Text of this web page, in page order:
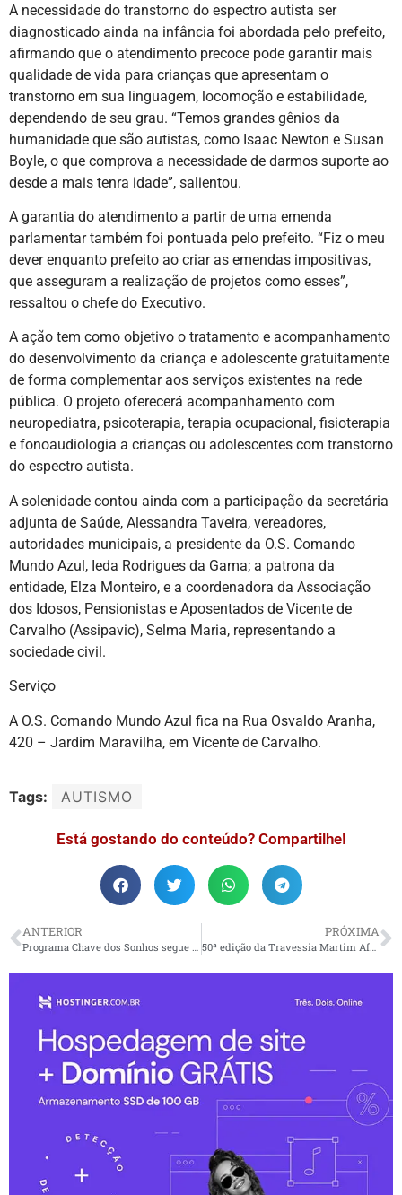
A necessidade do transtorno do espectro autista ser
diagnosticado ainda na infância foi abordada pelo prefeito,
afirmando que o atendimento precoce pode garantir mais
qualidade de vida para crianças que apresentam o
transtorno em sua linguagem, locomoção e estabilidade,
dependendo de seu grau. “Temos grandes gênios da
humanidade que são autistas, como Isaac Newton e Susan
Boyle, o que comprova a necessidade de darmos suporte ao
desde a mais tenra idade”, salientou.
A garantia do atendimento a partir de uma emenda
parlamentar também foi pontuada pelo prefeito. “Fiz o meu
dever enquanto prefeito ao criar as emendas impositivas,
que asseguram a realização de projetos como esses”,
ressaltou o chefe do Executivo.
A ação tem como objetivo o tratamento e acompanhamento
do desenvolvimento da criança e adolescente gratuitamente
de forma complementar aos serviços existentes na rede
pública. O projeto oferecerá acompanhamento com
neuropediatra, psicoterapia, terapia ocupacional, fisioterapia
e fonoaudiologia a crianças ou adolescentes com transtorno
do espectro autista.
A solenidade contou ainda com a participação da secretária
adjunta de Saúde, Alessandra Taveira, vereadores,
autoridades municipais, a presidente da O.S. Comando
Mundo Azul, Ieda Rodrigues da Gama; a patrona da
entidade, Elza Monteiro, e a coordenadora da Associação
dos Idosos, Pensionistas e Aposentados de Vicente de
Carvalho (Assipavic), Selma Maria, representando a
sociedade civil.
Serviço
A O.S. Comando Mundo Azul fica na Rua Osvaldo Aranha,
420 – Jardim Maravilha, em Vicente de Carvalho.
Tags: AUTISMO
Está gostando do conteúdo? Compartilhe!
ANTERIOR
Programa Chave dos Sonhos segue sendo ampliado em PG
PRÓXIMA
50ª edição da Travessia Martim Afonso estão com as inscrições abertas até o dia 23